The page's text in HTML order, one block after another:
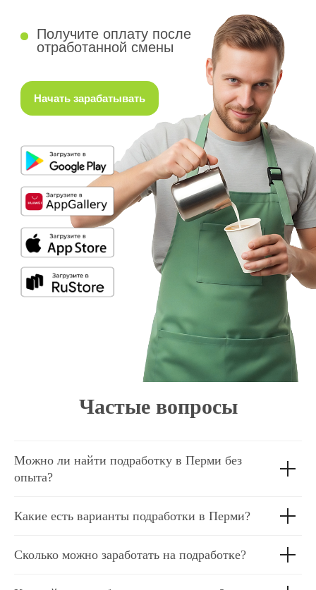
Частые вопросы
Можно ли найти подработку в Перми без
опыта?
Какие есть варианты подработки в Перми?
Сколько можно заработать на подработке?